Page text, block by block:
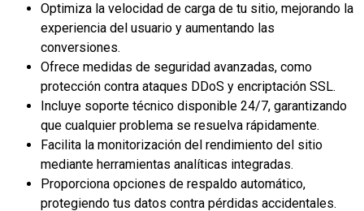
Optimiza la velocidad de carga de tu sitio, mejorando la
experiencia del usuario y aumentando las
conversiones.
Ofrece medidas de seguridad avanzadas, como
protección contra ataques DDoS y encriptación SSL.
Incluye soporte técnico disponible 24/7, garantizando
que cualquier problema se resuelva rápidamente.
Facilita la monitorización del rendimiento del sitio
mediante herramientas analíticas integradas.
Proporciona opciones de respaldo automático,
protegiendo tus datos contra pérdidas accidentales.